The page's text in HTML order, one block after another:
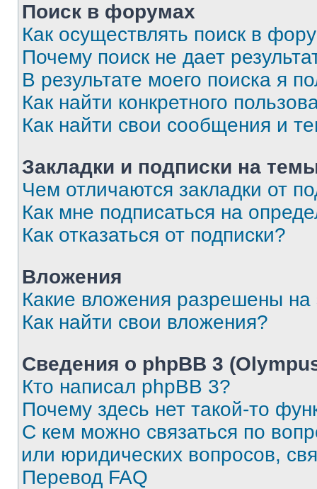
Поиск в форумах
Как осуществлять поиск в
Почему поиск не дает
В результате моего поиска я
Как найти конкретного
Как найти свои сообщения и
Закладки и подписки на
Чем отличаются закладки от
Как мне подписаться на
Как отказаться от подписки?
Вложения
Какие вложения разрешены
Как найти свои вложения?
Сведения о phpBB 3
Кто написал phpBB 3?
Почему здесь нет такой-то
С кем можно связаться по
или юридических вопросов,
Перевод FAQ